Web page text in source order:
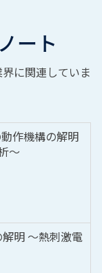
ート
に関連していま
作機構の解明
～
明 ～熱刺激電